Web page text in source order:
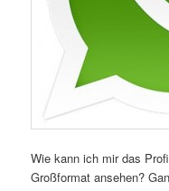
Wie kann ich mir das
Großformat ansehen?